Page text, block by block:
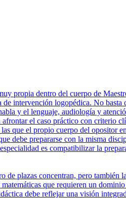
propia dentro del cuerpo de
intervención logopédica. No
y el lenguaje, audiología y
el caso práctico con criterio
que el propio cuerpo del opositor
debe prepararse con la misma
es compatibilizar la
de plazas concentran, pero
que requieren un
debe reflejar una visión